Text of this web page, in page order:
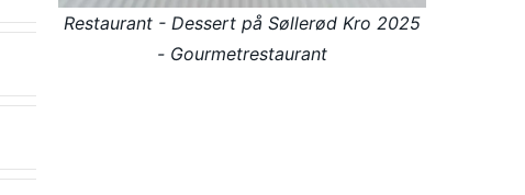
Restaurant - Dessert på Søllerød Kro 2025
- Gourmetrestaurant